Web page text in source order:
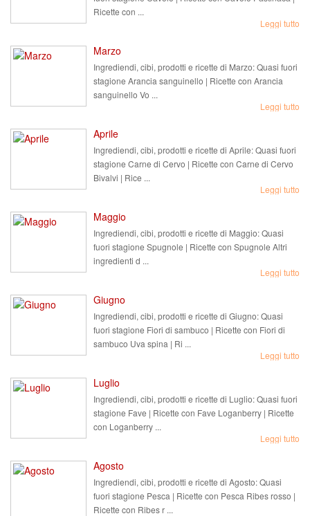
Ricette con ...
Leggi tutto
Marzo
Ingrediendi, cibi, prodotti e ricette di Marzo: Quasi fuori
stagione Arancia sanguinello | Ricette con Arancia
sanguinello Vo ...
Leggi tutto
Aprile
Ingrediendi, cibi, prodotti e ricette di Aprile: Quasi fuori
stagione Carne di Cervo | Ricette con Carne di Cervo
Bivalvi | Rice ...
Leggi tutto
Maggio
Ingrediendi, cibi, prodotti e ricette di Maggio: Quasi
fuori stagione Spugnole | Ricette con Spugnole Altri
ingredienti d ...
Leggi tutto
Giugno
Ingrediendi, cibi, prodotti e ricette di Giugno: Quasi
fuori stagione Fiori di sambuco | Ricette con Fiori di
sambuco Uva spina | Ri ...
Leggi tutto
Luglio
Ingrediendi, cibi, prodotti e ricette di Luglio: Quasi fuori
stagione Fave | Ricette con Fave Loganberry | Ricette
con Loganberry ...
Leggi tutto
Agosto
Ingrediendi, cibi, prodotti e ricette di Agosto: Quasi
fuori stagione Pesca | Ricette con Pesca Ribes rosso |
Ricette con Ribes r ...